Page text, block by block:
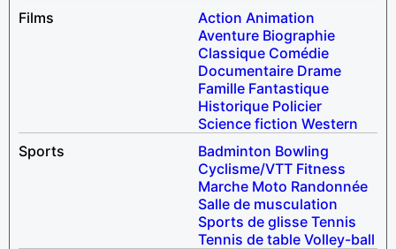
Films
Action Animation
Aventure Biographie
Classique Comédie
Documentaire Drame
Famille Fantastique
Historique Policier
Science fiction Western
Sports
Badminton Bowling
Cyclisme/VTT Fitness
Marche Moto Randonnée
Salle de musculation
Sports de glisse Tennis
Tennis de table Volley-ball